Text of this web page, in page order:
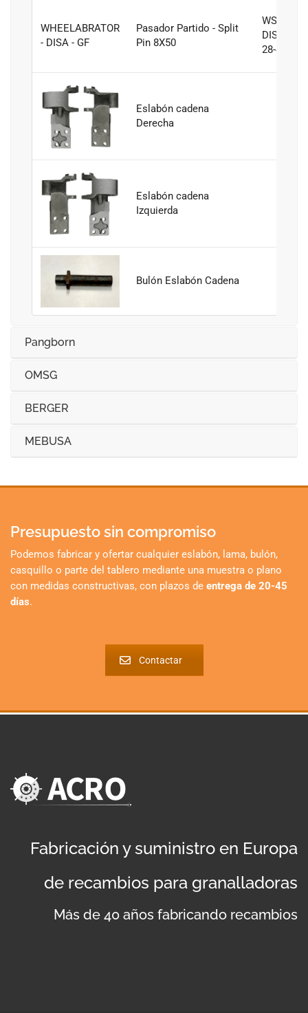
WHEELABRATOR
- DISA - GF
Pasador Partido - Split
Pin 8X50
WST28 -
DISA ST-
28-430
Eslabón cadena
Derecha
Eslabón cadena
Izquierda
Bulón Eslabón Cadena
Pangborn
OMSG
BERGER
MEBUSA
Presupuesto sin compromiso
Podemos fabricar y ofertar cualquier eslabón, lama, bulón,
casquillo o parte del tablero mediante una muestra o plano
con medidas constructivas, con plazos de entrega de 20-45
días.
Contactar
Fabricación y suministro en Europa
de recambios para granalladoras
Más de 40 años fabricando recambios